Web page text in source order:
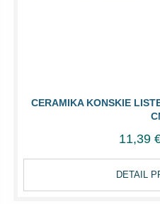
CERAMIKA KONSKIE
11,39
DETAIL